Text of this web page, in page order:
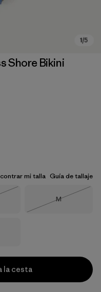
Shore Bikini
mi talla Guía de tallaje
Talla
M
la cesta